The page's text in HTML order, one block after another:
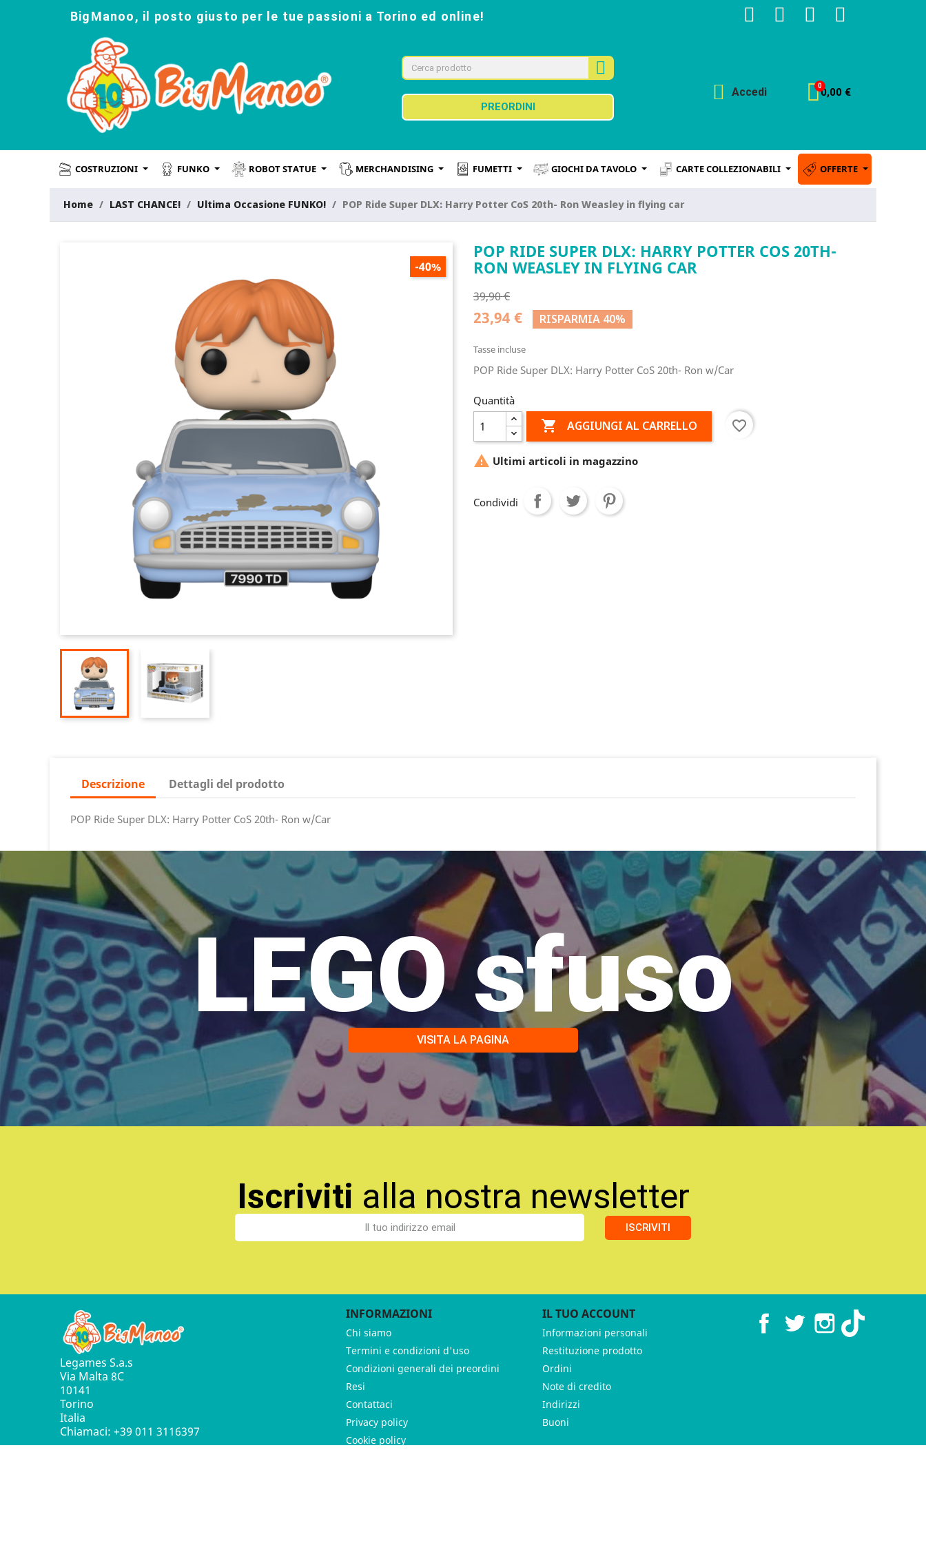
BigManoo, il posto giusto per le tue passioni a Torino ed online!
PREORDINI
Accedi 0,00 €
COSTRUZIONI FUNKO ROBOT STATUE MERCHANDISING FUMETTI GIOCHI DA TAVOLO CARTE COLLEZIONABILI OFFERTE
Home LAST CHANCE! Ultima Occasione FUNKO! POP Ride Super DLX: Harry Potter CoS 20th- Ron Weasley in flying car
-40%
POP RIDE SUPER DLX: HARRY POTTER COS 20TH-
RON WEASLEY IN FLYING CAR
39,90 €
23,94 € RISPARMIA 40%
Tasse incluse
POP Ride Super DLX: Harry Potter CoS 20th- Ron w/Car
Quantità
 AGGIUNGI AL CARRELLO favorite_border
 Ultimi articoli in magazzino
Condividi
Descrizione Dettagli del prodotto
POP Ride Super DLX: Harry Potter CoS 20th- Ron w/Car
LEGO sfuso
VISITA LA PAGINA
Iscriviti alla nostra newsletter
ISCRIVITI
Legames S.a.s
Via Malta 8C
10141
Torino
Italia
Chiamaci: +39 011 3116397
INFORMAZIONI
Chi siamo
Termini e condizioni d'uso
Condizioni generali dei preordini
Resi
Contattaci
Privacy policy
Cookie policy
IL TUO ACCOUNT
Informazioni personali
Restituzione prodotto
Ordini
Note di credito
Indirizzi
Buoni
FacebookTwitter Instagram